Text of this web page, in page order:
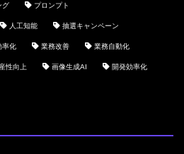
グ プロンプト
人工知能 抽選キャンペーン
率化 業務改善 業務自動化
性向上 画像生成AI 開発効率化